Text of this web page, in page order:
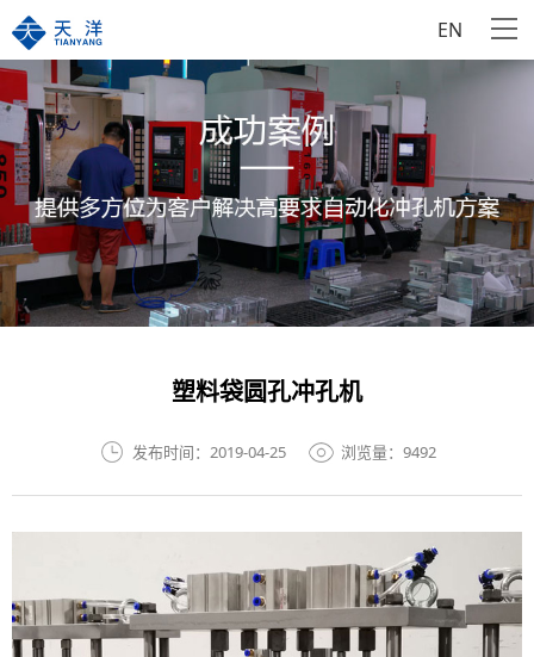
EN
塑料袋圆孔冲孔机
发布时间：2019-04-25 浏览量：9492